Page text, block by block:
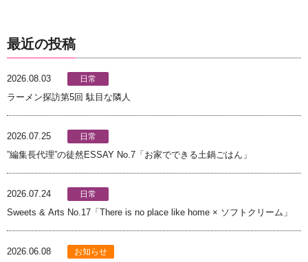
最近の投稿
2026.08.03 日常
ラーメン探訪第5回 駄目な隣人
2026.07.25 日常
”編集長代理”の徒然ESSAY No.7「お家でできる土鍋ごはん」
2026.07.24 日常
Sweets & Arts No.17「There is no place like home × ソフトクリーム」
2026.06.08 お知らせ